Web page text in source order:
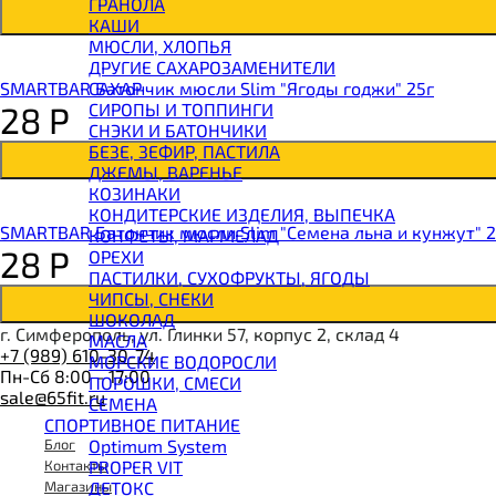
BOMBBAR Батончик протеиновый
BOMBBAR Батончик-мюсли
CHIKALAB Вафля двойная с начинкой
SNAQ FABRIQ Вафли с начинкой
SNAQ FABRIQ Хлебцы рисовые
SNAQ FABRIQ Батончик шоколадный без сахара
SNAQ FABRIQ Батончик в шоколаде Coco
SNAQ FABRIQ Батончик в шоколаде Snaqer
КАШИ
МЮСЛИ, ХЛОПЬЯ
ДРУГИЕ САХАРОЗАМЕНИТЕЛИ
САХАР
СИРОПЫ И ТОППИНГИ
СНЭКИ И БАТОНЧИКИ
БЕЗЕ, ЗЕФИР, ПАСТИЛА
ДЖЕМЫ, ВАРЕНЬЕ
КОЗИНАКИ
КОНДИТЕРСКИЕ ИЗДЕЛИЯ, ВЫПЕЧКА
КОНФЕТЫ, МАРМЕЛАД
ОРЕХИ
ПАСТИЛКИ, СУХОФРУКТЫ, ЯГОДЫ
ЧИПСЫ, СНЕКИ
ШОКОЛАД
МАСЛА
МОРСКИЕ ВОДОРОСЛИ
ПОРОШКИ, СМЕСИ
СЕМЕНА
СПОРТИВНОЕ ПИТАНИЕ
Optimum System
PROPER VIT
ДЕТОКС
SMARTBAR Батончик мюсли Slim "Ягоды годжи" 25г
28 Р
SMARTBAR Батончик мюсли Slim "Семена льна и кунжут"
28 Р
г. Симферополь, ул. Глинки 57, корпус 2, склад 4
+7 (989) 610-30-74
Пн-Сб 8:00 - 17:00
sale@65fit.ru
Блог
Контакты
Магазины